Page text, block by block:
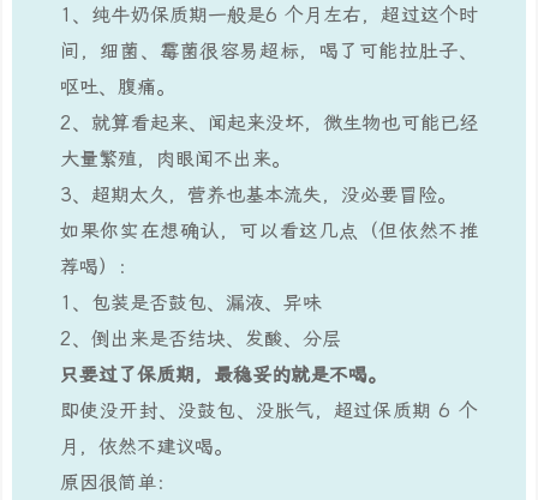
1、纯牛奶保质期一般是6 个月左右，超过这个时
间，细菌、霉菌很容易超标，喝了可能拉肚子、
呕吐、腹痛。
2、就算看起来、闻起来没坏，微生物也可能已经
大量繁殖，肉眼闻不出来。
3、超期太久，营养也基本流失，没必要冒险。
如果你实在想确认，可以看这几点（但依然不推
荐喝）：
1、包装是否鼓包、漏液、异味
2、倒出来是否结块、发酸、分层
只要过了保质期，最稳妥的就是不喝。
即使没开封、没鼓包、没胀气，超过保质期 6 个
月，依然不建议喝。
原因很简单：